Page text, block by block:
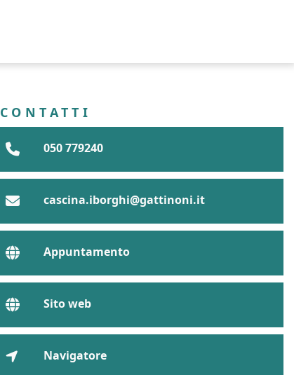
CONTATTI
050 779240
cascina.iborghi@gattinoni.it
Appuntamento
Sito web
Navigatore